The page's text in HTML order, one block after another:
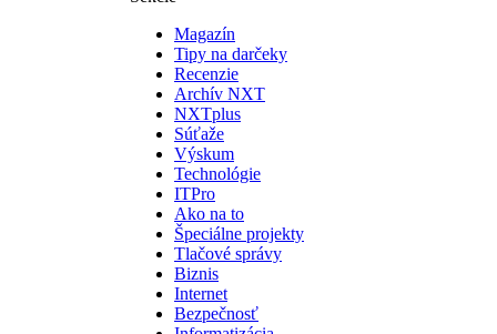
Magazín
Tipy na darčeky
Recenzie
Archív NXT
NXTplus
Súťaže
Výskum
Technológie
ITPro
Ako na to
Špeciálne projekty
Tlačové správy
Biznis
Internet
Bezpečnosť